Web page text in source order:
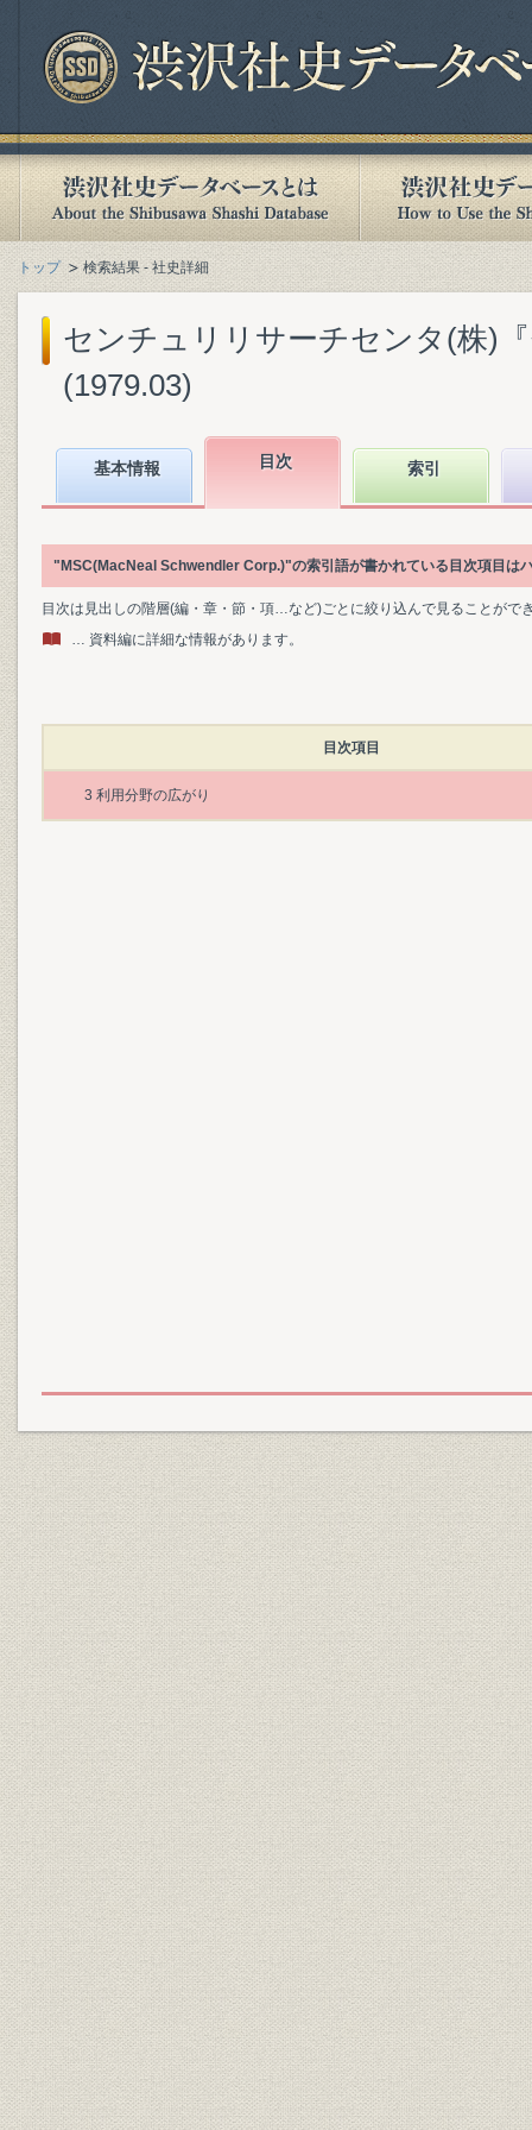
トップ 検索結果 - 社史詳細
センチュリリサーチセンタ(株)
(1979.03)
基本情報 目次 索引
"MSC(MacNeal Schwendler Corp.)"の索引語が書かれている目次項目は
目次は見出しの階層(編・章・節・項…など)ごとに絞り込んで見ることがで
… 資料編に詳細な情報があります。
目次項目
3 利用分野の広がり